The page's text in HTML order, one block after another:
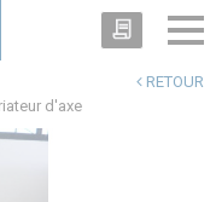
RETOUR
d'axe